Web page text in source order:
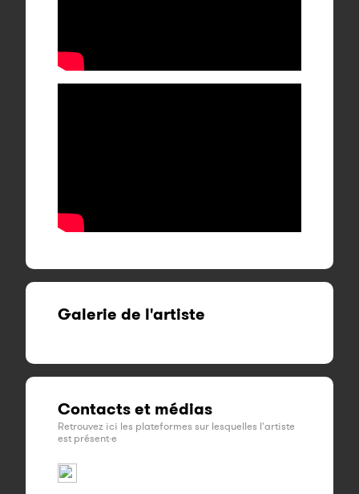
Galerie de l'artiste
Contacts et médias
Retrouvez ici les plateformes sur lesquelles l'artiste
est présent·e